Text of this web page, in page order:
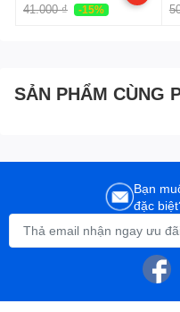
41.000 ₫ -15%
SẢN PHẨM CÙNG
Bạn
đặc